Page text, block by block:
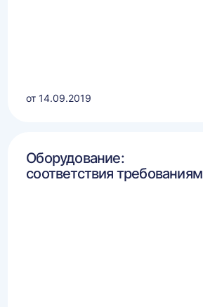
от 14.09.2019
Оборудование:
соответствия требованиям